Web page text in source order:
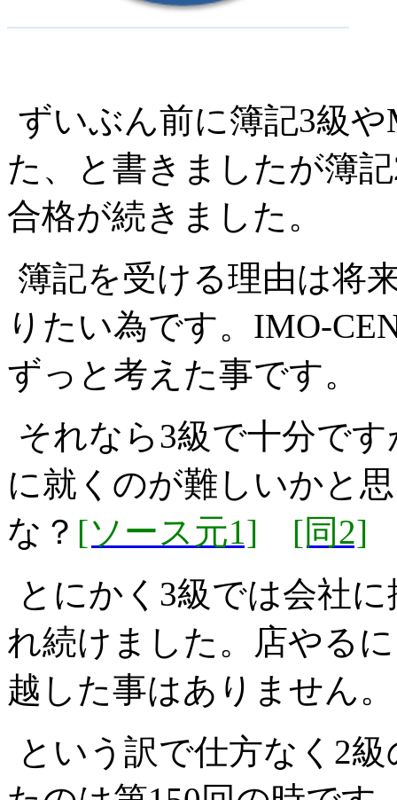
ずいぶん前に簿記3級
た、と書きましたが簿
合格が続きました。
簿記を受ける理由は将
りたい為です。IMO-
ずっと考えた事です。
それなら3級で十分で
に就くのが難しいかと
な？ [ソース元1]
[同2]
とにかく3級では会社
れ続けました。店やる
越した事はありません。
という訳で仕方なく2